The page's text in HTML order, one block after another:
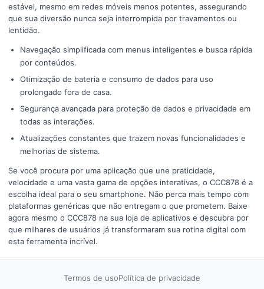
estável, mesmo em redes móveis menos potentes, assegurando
que sua diversão nunca seja interrompida por travamentos ou
lentidão.
Navegação simplificada com menus inteligentes e busca rápida
por conteúdos.
Otimização de bateria e consumo de dados para uso
prolongado fora de casa.
Segurança avançada para proteção de dados e privacidade em
todas as interações.
Atualizações constantes que trazem novas funcionalidades e
melhorias de sistema.
Se você procura por uma aplicação que une praticidade,
velocidade e uma vasta gama de opções interativas, o CCC878 é a
escolha ideal para o seu smartphone. Não perca mais tempo com
plataformas genéricas que não entregam o que prometem. Baixe
agora mesmo o CCC878 na sua loja de aplicativos e descubra por
que milhares de usuários já transformaram sua rotina digital com
esta ferramenta incrível.
Termos de usoPolítica de privacidade